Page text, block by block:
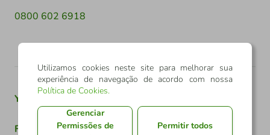
0800 602 6918
Youtube
Facebook TikTok
Utilizamos cookies neste site para melhorar sua
experiência de navegação de acordo com nossa
Política de Cookies.
Gerenciar
Permissões de
Permitir todos